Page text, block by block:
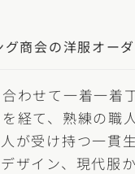
商会の洋服オー
わせて一着一着
経て、熟練の職
が受け持つ一貫
ザイン、現代服